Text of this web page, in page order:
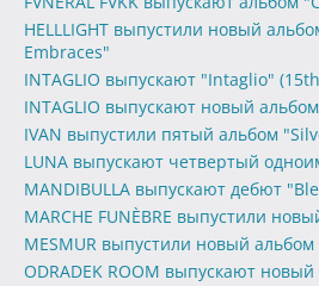
HELLLIGHT выпустили новый
Embraces"
INTAGLIO выпускают "Intaglio"
INTAGLIO выпускают новый
IVAN выпустили пятый альбом
LUNA выпускают четвертый
MANDIBULLA выпускают дебют
MARCHE FUNÈBRE выпустили
MESMUR выпустили новый
ODRADEK ROOM выпускают